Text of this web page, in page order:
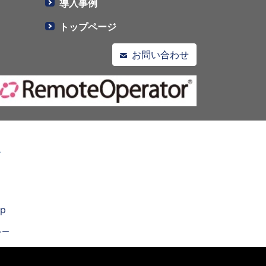
導入事例
トップページ
お問い合わせ